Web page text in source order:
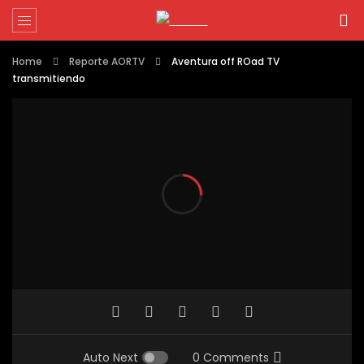
Home Reporte AORTV
Aventura off ROad TV
transmitiendo
Auto Next 0 Comments